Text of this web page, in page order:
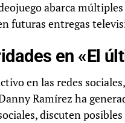
abarca
futuras entregas
en «El
en las redes
Ramírez ha
discuten